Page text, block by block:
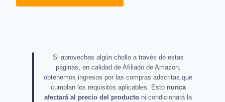
Si aprovechas algún chollo a través de estas
páginas, en calidad de Afiliado de Amazon,
obtenemos ingresos por las compras adscritas que
cumplan los requisitos aplicables. Esto nunca
afectará al precio del producto ni condicionará la